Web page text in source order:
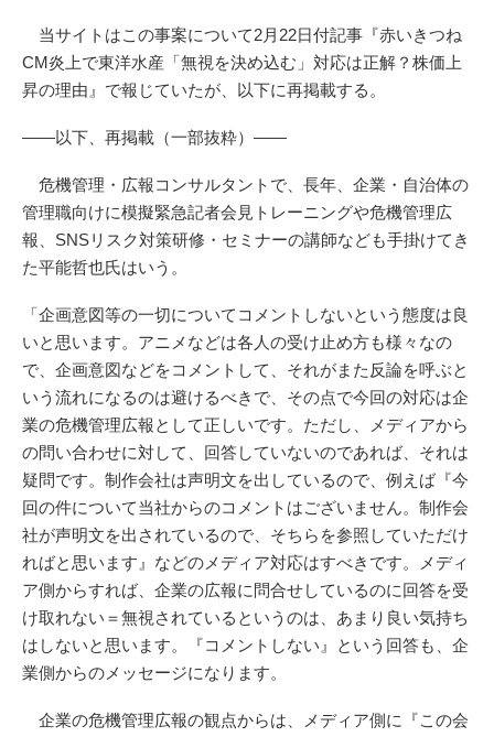
当サイトはこの事案について2月22日付記事『赤いきつね
CM炎上で東洋水産「無視を決め込む」対応は正解？株価上
昇の理由』で報じていたが、以下に再掲載する。
――以下、再掲載（一部抜粋）――
危機管理・広報コンサルタントで、長年、企業・自治体の
管理職向けに模擬緊急記者会見トレーニングや危機管理広
報、SNSリスク対策研修・セミナーの講師なども手掛けてき
た平能哲也氏はいう。
「企画意図等の一切についてコメントしないという態度は良
いと思います。アニメなどは各人の受け止め方も様々なの
で、企画意図などをコメントして、それがまた反論を呼ぶと
いう流れになるのは避けるべきで、その点で今回の対応は企
業の危機管理広報として正しいです。ただし、メディアから
の問い合わせに対して、回答していないのであれば、それは
疑問です。制作会社は声明文を出しているので、例えば『今
回の件について当社からのコメントはございません。制作会
社が声明文を出されているので、そちらを参照していただけ
ればと思います』などのメディア対応はすべきです。メディ
ア側からすれば、企業の広報に問合せしているのに回答を受
け取れない＝無視されているというのは、あまり良い気持ち
はしないと思います。『コメントしない』という回答も、企
業側からのメッセージになります。
企業の危機管理広報の観点からは、メディア側に『この会